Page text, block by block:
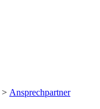
> Ansprechpartner